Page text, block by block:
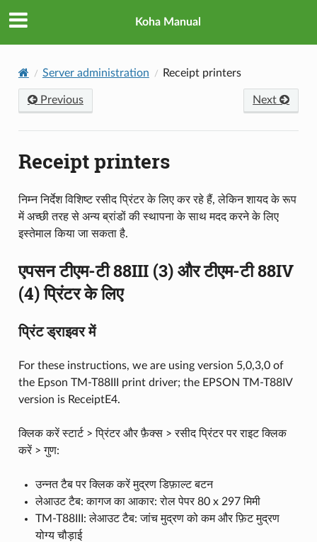
Koha Manual
Server administration Receipt printers
Previous Next
Receipt printers
निम्न निर्देश विशिष्ट रसीद प्रिंटर के लिए कर रहे हैं, लेकिन शायद के रूप
में अच्छी तरह से अन्य ब्रांडों की स्थापना के साथ मदद करने के लिए
इस्तेमाल किया जा सकता है.
एपसन टीएम-टी 88III (3) और टीएम-टी 88IV
(4) प्रिंटर के लिए
प्रिंट ड्राइवर में
For these instructions, we are using version 5,0,3,0 of
the Epson TM-T88III print driver; the EPSON TM-T88IV
version is ReceiptE4.
क्लिक करें स्टार्ट > प्रिंटर और फ़ैक्स > रसीद प्रिंटर पर राइट क्लिक
करें > गुण:
उन्नत टैब पर क्लिक करें मुद्रण डिफ़ाल्ट बटन
लेआउट टैब: कागज का आकार: रोल पेपर 80 x 297 मिमी
TM-T88III: लेआउट टैब: जांच मुद्रण को कम और फ़िट मुद्रण
योग्य चौड़ाई